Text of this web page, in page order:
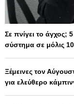
Σε πνίγει το άγχος;
σύστημα σε μόλις
Ξέμεινες τον
για ελεύθερο